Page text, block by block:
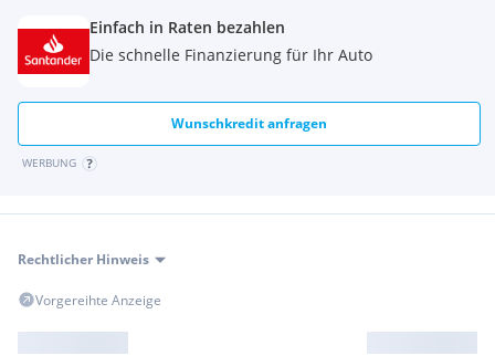
Einfach in Raten bezahlen
Die schnelle Finanzierung für Ihr Auto
Wunschkredit anfragen
WERBUNG
Rechtlicher Hinweis
Vorgereihte Anzeige